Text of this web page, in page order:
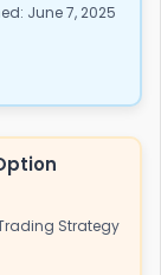
June 7, 2025
Strategy